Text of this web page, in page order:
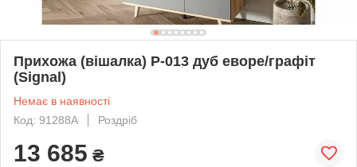
Прихожа (вішалка) P-013 дуб еворе/графіт
(Signal)
Немає в наявності
Код: 91288А
Роздріб
13 685 ₴